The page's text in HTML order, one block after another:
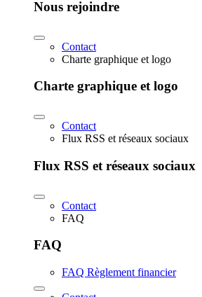
Nous rejoindre
Contact
Charte graphique et logo
Charte graphique et logo
Contact
Flux RSS et réseaux sociaux
Flux RSS et réseaux sociaux
Contact
FAQ
FAQ
FAQ Règlement financier